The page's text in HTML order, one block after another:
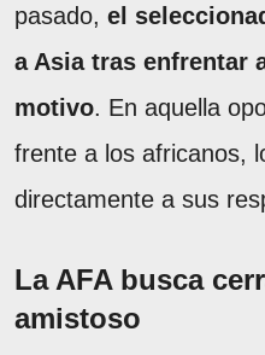
pasado, el
a Asia tras enfrentar
motivo. En aquella
frente a los africanos,
directamente a sus
La AFA busca
amistoso